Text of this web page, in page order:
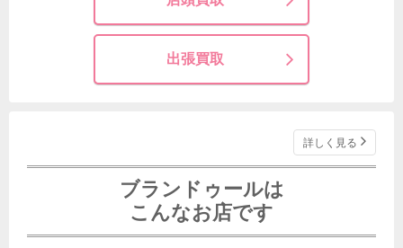
出張買取
詳しく見る
ブランドゥールは
こんなお店です